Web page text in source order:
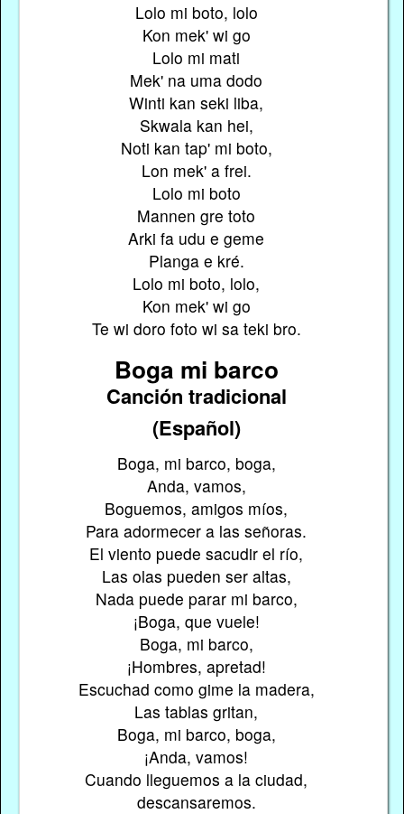
Lolo mi boto, lolo
Kon mek' wi go
Lolo mi mati
Mek' na uma dodo
Winti kan seki liba,
Skwala kan hei,
Noti kan tap' mi boto,
Lon mek' a frei.
Lolo mi boto
Mannen gre toto
Arki fa udu e geme
Planga e kré.
Lolo mi boto, lolo,
Kon mek' wi go
Te wi doro foto wi sa teki bro.
Boga mi barco
Canción tradicional
(Español)
Boga, mi barco, boga,
Anda, vamos,
Boguemos, amigos míos,
Para adormecer a las señoras.
El viento puede sacudir el río,
Las olas pueden ser altas,
Nada puede parar mi barco,
¡Boga, que vuele!
Boga, mi barco,
¡Hombres, apretad!
Escuchad como gime la madera,
Las tablas gritan,
Boga, mi barco, boga,
¡Anda, vamos!
Cuando lleguemos a la ciudad,
descansaremos.